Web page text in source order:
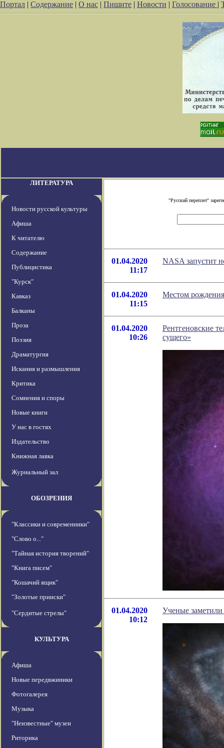
Портал | Содержание | О нас | Пишите | Новости | Голосование |
ЛИТЕРАТУРА
Новости русской культуры
Афиша
К читателю
Содержание
Публицистика
"Курск"
Кавказ
Балканы
Проза
Поэзия
Драматургия
Искания и размышления
Критика
Сомнения и споры
Новые книги
У нас в гостях
Издательство
Книжная лавка
Журнальный зал
ОБОЗРЕНИЯ
"Классики и современники"
"Слово о..."
"Тайная история творений"
"Книга писем"
"Кошачий ящик"
"Золотые прииски"
"Сердитые стрелы"
КУЛЬТУРА
Афиша
Новые передвжиники
Фотогалерея
Музыка
"Неизвестные" музеи
Риторика
"Русский переплет"
01.04.2020
11:17
NASA запустит
01.04.2020
11:15
Местом рождения
01.04.2020
10:26
Рентгеновские
сущего»
01.04.2020
10:12
Ученые заметили